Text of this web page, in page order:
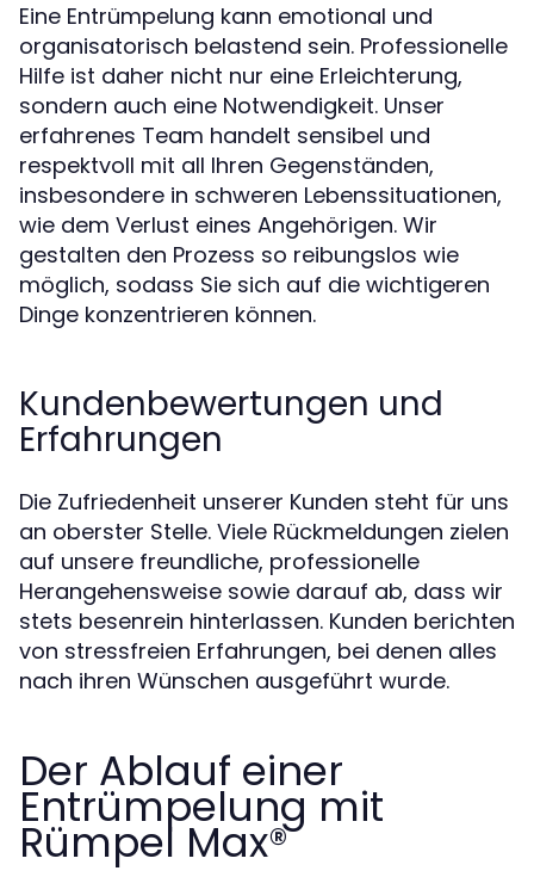
Eine Entrümpelung kann emotional und
organisatorisch belastend sein. Professionelle
Hilfe ist daher nicht nur eine Erleichterung,
sondern auch eine Notwendigkeit. Unser
erfahrenes Team handelt sensibel und
respektvoll mit all Ihren Gegenständen,
insbesondere in schweren Lebenssituationen,
wie dem Verlust eines Angehörigen. Wir
gestalten den Prozess so reibungslos wie
möglich, sodass Sie sich auf die wichtigeren
Dinge konzentrieren können.
Kundenbewertungen und
Erfahrungen
Die Zufriedenheit unserer Kunden steht für uns
an oberster Stelle. Viele Rückmeldungen zielen
auf unsere freundliche, professionelle
Herangehensweise sowie darauf ab, dass wir
stets besenrein hinterlassen. Kunden berichten
von stressfreien Erfahrungen, bei denen alles
nach ihren Wünschen ausgeführt wurde.
Der Ablauf einer
Entrümpelung mit
Rümpel Max®